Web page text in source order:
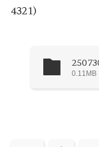
4321)
0.11MB